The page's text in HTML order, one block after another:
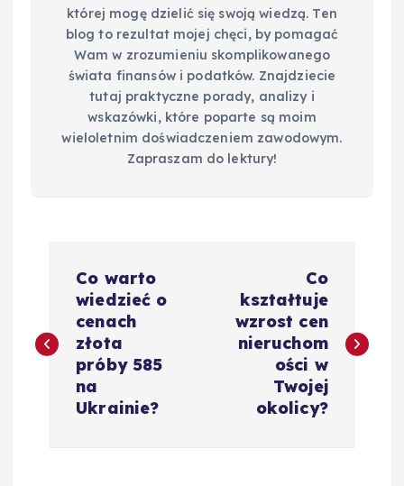
której mogę dzielić się swoją wiedzą. Ten
blog to rezultat mojej chęci, by pomagać
Wam w zrozumieniu skomplikowanego
świata finansów i podatków. Znajdziecie
tutaj praktyczne porady, analizy i
wskazówki, które poparte są moim
wieloletnim doświadczeniem zawodowym.
Zapraszam do lektury!
w
Co warto
wiedzieć o
cenach
złota
próby 585
na
Ukrainie?
Co
kształtuje
wzrost cen
nieruchom
ości w
Twojej
okolicy?